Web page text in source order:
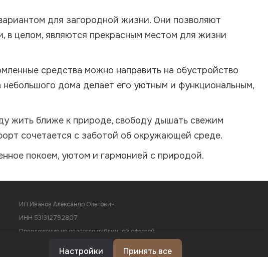
для загородной жизни. Они позволяют
в целом, являются прекрасным местом для жизни
средства можно направить на обустройство
дома делает его уютным и функциональным,
жить ближе к природе, свободу дышать свежим
сочетается с заботой об окружающей среде.
покоем, уютом и гармонией с природой.
ИП Иванов Александр Олегович
ИНН 531312792807
Предложение не является публичной офертой
Соглашение на обработку персональных данных
Настройки Принять все